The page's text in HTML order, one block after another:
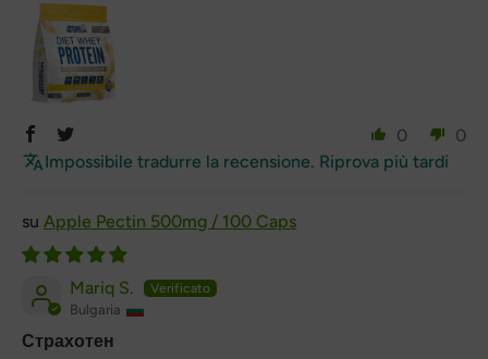
0
0
Impossibile tradurre la recensione. Riprova più tardi
Apple Pectin 500mg / 100 Caps
Mariq S.
Bulgaria
Страхотен